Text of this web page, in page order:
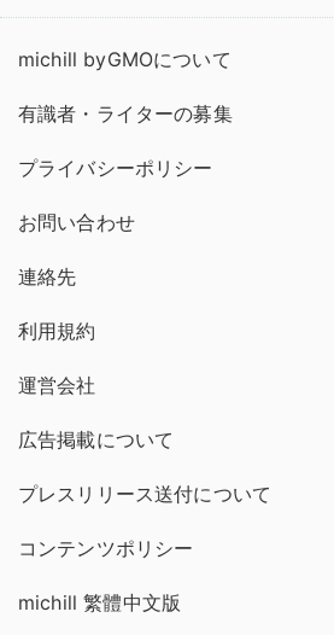
michill byGMOについて
有識者・ライターの募集
プライバシーポリシー
お問い合わせ
連絡先
利用規約
運営会社
広告掲載について
プレスリリース送付について
コンテンツポリシー
michill 繁體中文版